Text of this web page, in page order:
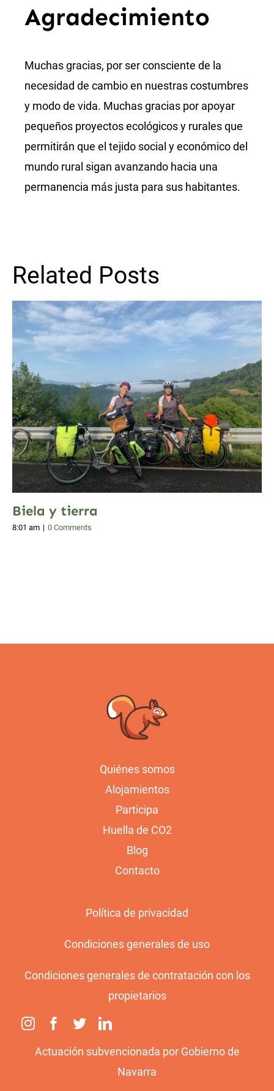
Agradecimiento
Muchas gracias, por ser consciente de la
necesidad de cambio en nuestras costumbres
y modo de vida. Muchas gracias por apoyar
pequeños proyectos ecológicos y rurales que
permitirán que el tejido social y económico del
mundo rural sigan avanzando hacia una
permanencia más justa para sus habitantes.
Related Posts
Biela y tierra
8:01 am | 0 Comments
Quiénes somos
Alojamientos
Participa
Huella de CO2
Blog
Contacto
Política de privacidad
Condiciones generales de uso
Condiciones generales de contratación con los
propietarios
Actuación subvencionada por Gobierno de
Navarra